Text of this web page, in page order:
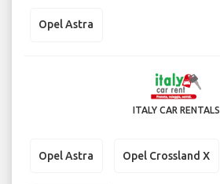
Opel Astra
ITALY CAR RENTALS
Opel Astra Opel Crossland X